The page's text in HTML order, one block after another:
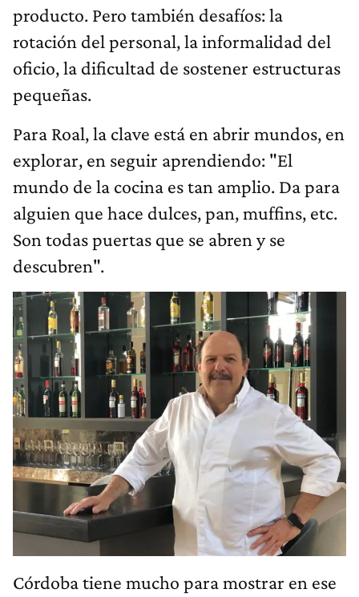
producto. Pero también desafíos: la
rotación del personal, la informalidad del
oficio, la dificultad de sostener estructuras
pequeñas.
Para Roal, la clave está en abrir mundos, en
explorar, en seguir aprendiendo: "El
mundo de la cocina es tan amplio. Da para
alguien que hace dulces, pan, muffins, etc.
Son todas puertas que se abren y se
descubren".
Córdoba tiene mucho para mostrar en ese